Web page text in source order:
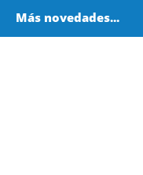
Más novedades...